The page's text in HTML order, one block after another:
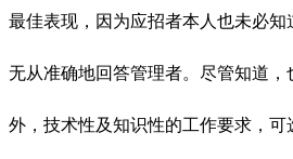
最佳表现，因为应招者本人也未必知
无从准确地回答管理者。尽管知道
外，技术性及知识性的工作要求，